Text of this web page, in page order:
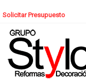
Solicitar Presupuesto